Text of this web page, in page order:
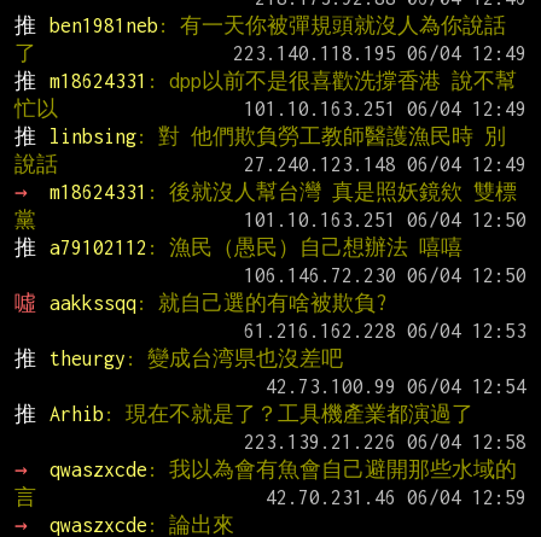
推
ben1981neb : 有一天你被彈規頭就沒人為你說話
了
推
m18624331 : dpp以前不是很喜歡洗撐香港 說不幫
忙以
推
linbsing: 對 他們欺負勞工教師醫護漁民時 別
說話
→
m18624331 : 後就沒人幫台灣 真是照妖鏡欸 雙標
黨
推
a79102112 : 漁民（愚民）自己想辦法 嘻嘻
噓
aakkssqq: 就自己選的有啥被欺負?
推
theurgy : 變成台湾県也沒差吧
推
Arhib : 現在不就是了？工具機產業都演過了
→
qwaszxcde : 我以為會有魚會自己避開那些水域的
言
→
qwaszxcde : 論出來